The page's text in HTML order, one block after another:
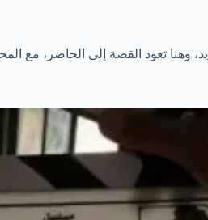
تعود القصة إلى الحاضر، مع